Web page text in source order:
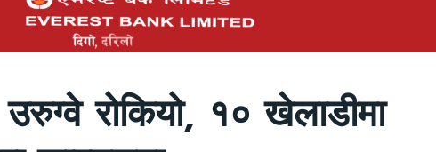
रोकियो, १० खेलाडीमा